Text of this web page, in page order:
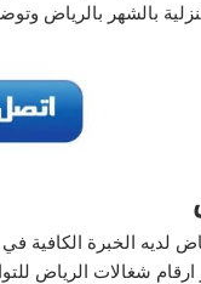
منزلية بالشهر
لديه الخبرة الكافية
ارقام شغالات الرياض